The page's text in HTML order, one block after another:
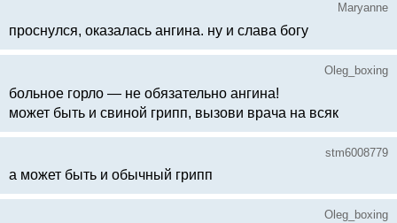
Maryanne
проснулся, оказалась ангина. ну и слава богу
Oleg_boxing
больное горло — не обязательно ангина!
может быть и свиной грипп, вызови врача на всяк
stm6008779
а может быть и обычный грипп
Oleg_boxing